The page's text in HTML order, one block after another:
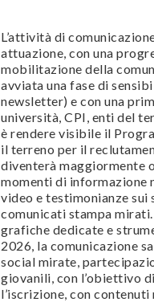
L’attività di
attuazione, con una
mobilitazione della
avviata una fase di
newsletter) e con una
università, CPI, enti del
è rendere visibile il
il terreno per il
diventerà maggiormente
momenti di informazione
video e testimonianze sui
comunicati stampa
grafiche dedicate e
2026, la comunicazione
social mirate,
giovanili, con l’obiettivo
l’iscrizione, con